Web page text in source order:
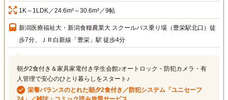
1K～1LDK／24.6m²～30.6m²／9帖
新潟医療福祉大・新潟食糧農業大 スクールバス乗り場（豊栄駅北口）徒
歩7分、ＪＲ白新線「豊栄」駅 徒歩4分
朝夕2食付き＆家具家電付き学生会館♪オートロック・防犯カメラ・有
人管理で安心のひとり暮らしをスタート♪
栄養バランスのとれた朝夕2食付き／防犯システム「ユニセーフ